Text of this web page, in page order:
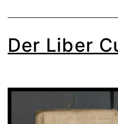
Der Liber